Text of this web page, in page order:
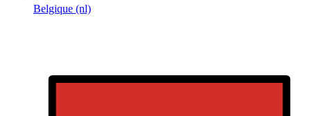
Belgique (nl)